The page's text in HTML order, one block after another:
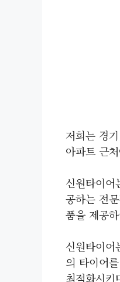
저희는 경
아파트 근
신원타이
공하는 전
품을 제공
신원타이
의 타이어
최적화시